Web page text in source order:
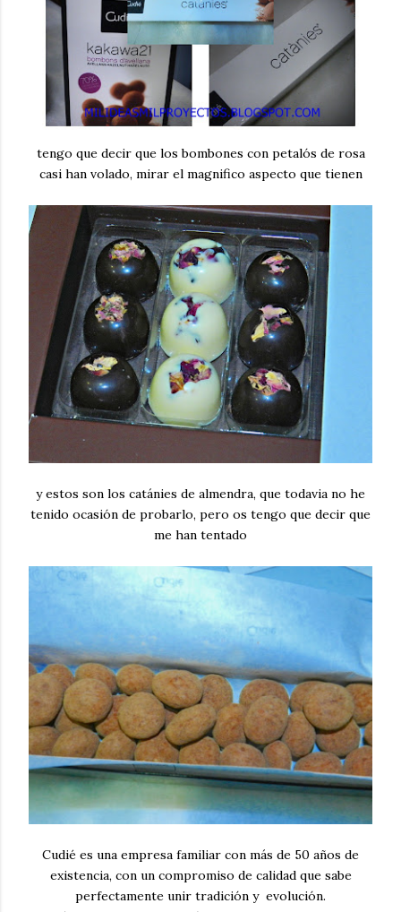
tengo que decir que los bombones con petalós de rosa
casi han volado, mirar el magnifico aspecto que tienen
y estos son los catánies de almendra, que todavia no he
tenido ocasión de probarlo, pero os tengo que decir que
me han tentado
Cudié es una empresa familiar con más de 50 años de
existencia, con un compromiso de calidad que sabe
perfectamente unir tradición y evolución.